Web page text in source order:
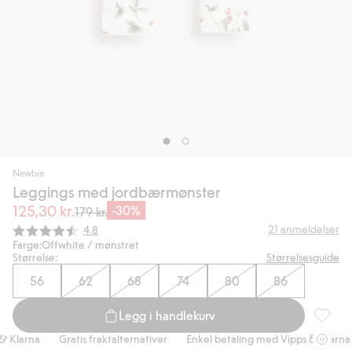
Newbie
Leggings med jordbærmønster
125,30 kr.179 kr. -30%
Gjennomsnittskarakter:
4.8 21 anmeldelser
Farge:Offwhite / mønstret
Størrelse:
Størrelsesguide
56 62 68 74 80 86
Legg i handlekurv
Gratis fraktalternativer
Enkel betaling med Vipps & Klarna